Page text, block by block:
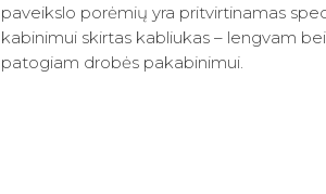
paveikslo porėmių yra pritvirtinamas
kabinimui skirtas kabliukas – lengvam bei
patogiam drobės pakabinimui.